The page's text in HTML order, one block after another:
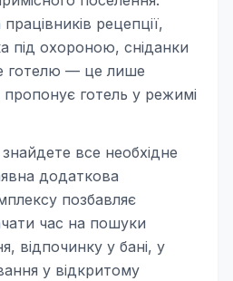
рецепції,
під охороною, сніданки
готелю — це лише
пропонує готель у режимі
знайдете все необхідне
додаткова
позбавляє
час на пошуки
відпочинку у бані, у
у відкритому